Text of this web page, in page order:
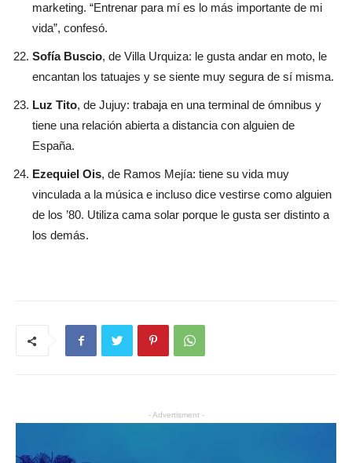
marketing. “Entrenar para mí es lo más importante de mi
vida”, confesó.
Sofía Buscio, de Villa Urquiza: le gusta andar en moto, le
encantan los tatuajes y se siente muy segura de sí misma.
Luz Tito, de Jujuy: trabaja en una terminal de ómnibus y
tiene una relación abierta a distancia con alguien de
España.
Ezequiel Ois, de Ramos Mejía: tiene su vida muy
vinculada a la música e incluso dice vestirse como alguien
de los ’80. Utiliza cama solar porque le gusta ser distinto a
los demás.
- Advertisment -